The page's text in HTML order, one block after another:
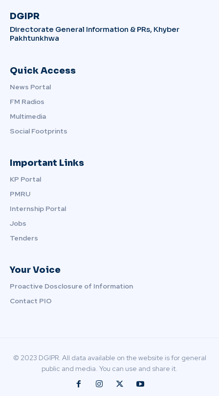
DGIPR
Directorate General Information & PRs, Khyber
Pakhtunkhwa
Quick Access
News Portal
FM Radios
Multimedia
Social Footprints
Important Links
KP Portal
PMRU
Internship Portal
Jobs
Tenders
Your Voice
Proactive Dosclosure of Information
Contact PIO
© 2023 DGIPR. All data available on the website is for general
public and media. You can use and share it.